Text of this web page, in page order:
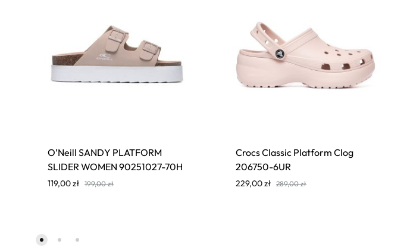
O’Neill SANDY PLATFORM
SLIDER WOMEN 90251027-70H
119,00zł 199,00zł
Crocs Classic Platform Clog
206750-6UR
229,00zł 289,00zł